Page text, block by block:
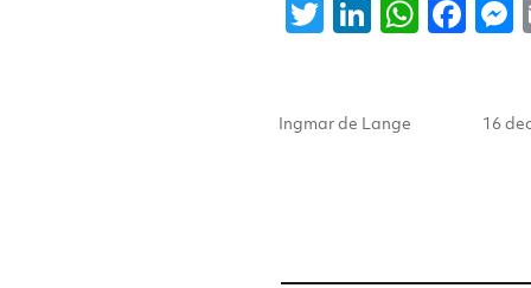
T
te
Li
e
W F
e
k
Ingmar de Lange 16